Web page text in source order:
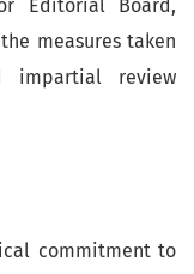
Editorial Board,
measures taken
impartial review
commitment to